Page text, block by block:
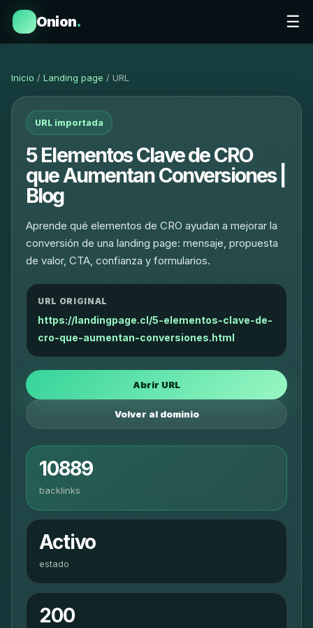
Onion. ☰
Inicio / Landing page / URL
URL importada
5 Elementos Clave de CRO
que Aumentan Conversiones |
Blog
Aprende qué elementos de CRO ayudan a mejorar la
conversión de una landing page: mensaje, propuesta
de valor, CTA, confianza y formularios.
URL ORIGINAL
https://landingpage.cl/5-elementos-clave-de-
cro-que-aumentan-conversiones.html
Abrir URL
Volver al dominio
10889
backlinks
Activo
estado
200